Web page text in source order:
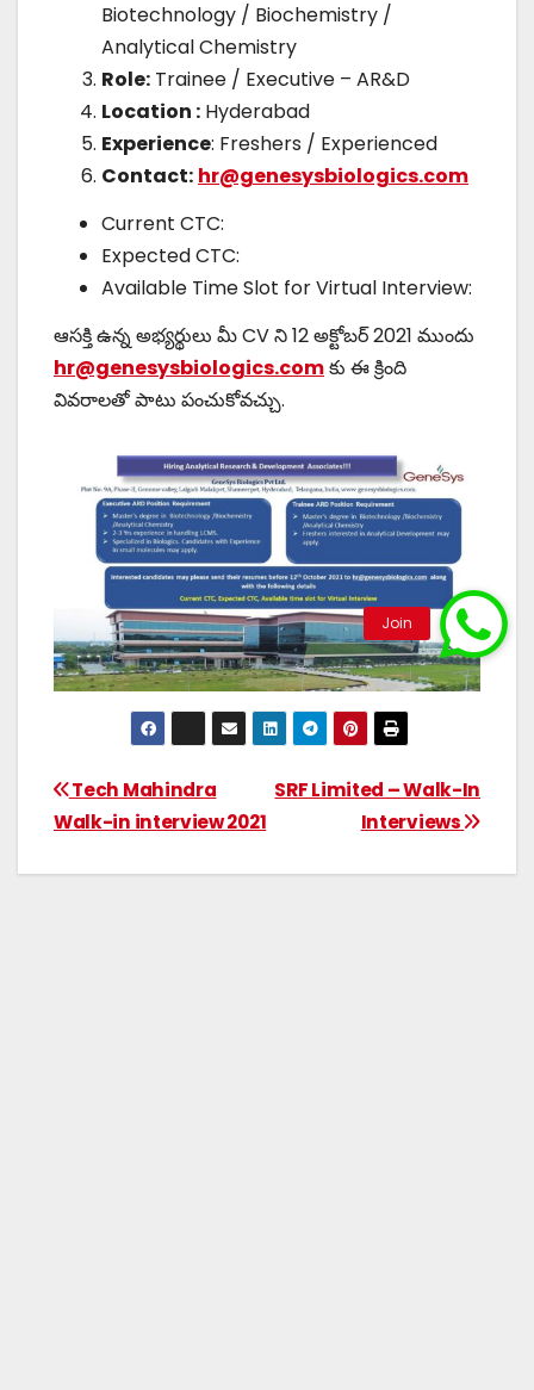
Biotechnology / Biochemistry /
Analytical Chemistry
Role: Trainee / Executive – AR&D
Location : Hyderabad
Experience: Freshers / Experienced
Contact: hr@genesysbiologics.com
Current CTC:
Expected CTC:
Available Time Slot for Virtual Interview:
ఆసక్తి ఉన్న అభ్యర్థులు మీ CV ని 12 అక్టోబర్ 2021 ముందు
hr@genesysbiologics.comకు ఈ క్రింది
వివరాలతో పాటు పంచుకోవచ్చు.
SRF Limited – Walk-In
Interviews
Tech Mahindra
Walk-in interview 2021